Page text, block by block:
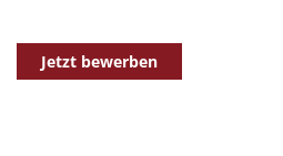
Jetzt bewerben